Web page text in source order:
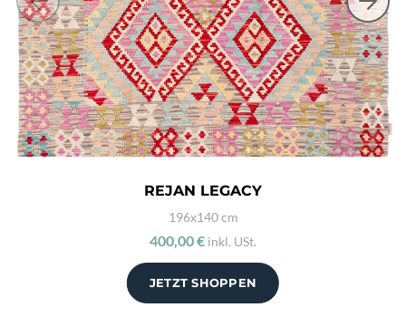
JETZT SHOPPEN
REJAN LEGACY
196x140 cm
400,00 € inkl. USt.